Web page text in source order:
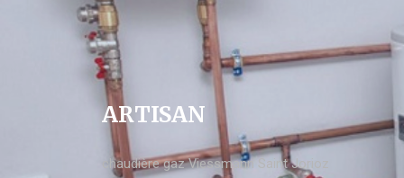
ARTISAN
chaudière gaz Viessmann Saint Jorioz